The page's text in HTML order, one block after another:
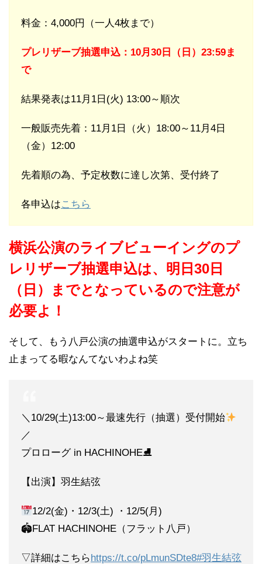
料金：4,000円（一人4枚まで）
プレリザーブ抽選申込：10月30日（日）23:59ま
で
結果発表は11月1日(火) 13:00～順次
一般販売先着：11月1日（火）18:00～11月4日
（金）12:00
先着順の為、予定枚数に達し次第、受付終了
各申込はこちら
横浜公演のライブビューイングのプ
レリザーブ抽選申込は、明日30日
（日）までとなっているので注意が
必要よ！
そして、もう八戸公演の抽選申込がスタートに。立ち
止まってる暇なんてないわよね笑
＼10/29(土)13:00～最速先行（抽選）受付開始
／
プロローグ in HACHINOHE⛸
【出演】羽生結弦
12/2(金)・12/3(土) ・12/5(月)
🏟FLAT HACHINOHE（フラット八戸）
▽詳細はこちらhttps://t.co/pLmunSDte8#羽生結弦